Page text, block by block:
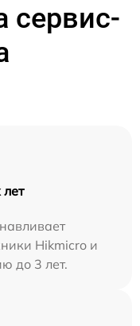
сервис-
Hikmicro и
до 3 лет.